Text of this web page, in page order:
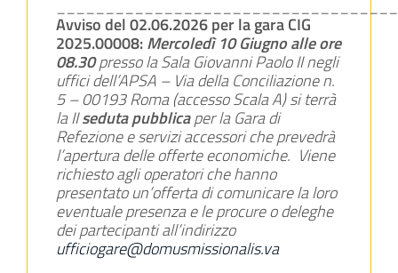
Avviso del 02.06.2026 per la gara CIG
2025.00008:Mercoledì 10 Giugno alle ore
08.30presso la Sala Giovanni Paolo II negli
uffici dell’APSA – Via della Conciliazione n.
5 – 00193 Roma (accesso Scala A) si terrà
la IIseduta pubblicaper la Gara di
Refezione e servizi accessori che prevedrà
l’apertura delle offerte economiche. Viene
richiesto agli operatori che hanno
presentato un’offerta di comunicare la loro
eventuale presenza e le procure o deleghe
dei partecipanti all’indirizzo
ufficiogare@domusmissionalis.va